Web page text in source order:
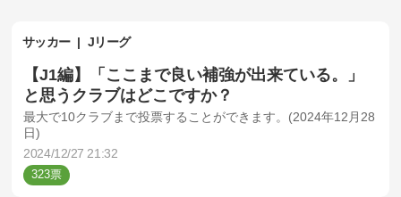
サッカー Jリーグ
【J1編】「ここまで良い補強が出来ている。」
と思うクラブはどこですか？
最大で10クラブまで投票することができます。(2024年12月28
日)
2024/12/27 21:32
323